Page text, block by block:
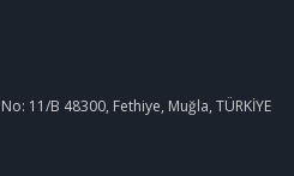
11/B 48300, Fethiye, Muğla, TÜRKİYE